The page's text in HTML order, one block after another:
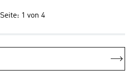
Seite: 1 von 4